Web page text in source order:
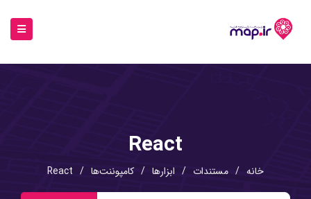
React
خانه / مستندات / ابزارها / کامپوننت‌ها /
React